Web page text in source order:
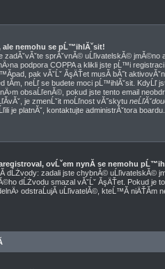
ale nemohu se pĹ™ihlĂˇsit!
zadĂˇvĂˇte sprĂˇvnĂ© uĹľivatelskĂ©
podpora COPPA a klikli jste pĹ™i
pak vĂˇĹˇ ĂşÄŤet musĂ­ bĂ˝t
tĂ­m, neĹľ se budete moci pĹ™ihlĂˇsit. KdyĹľ
obsaĹľenĂ©, pokud jste tento email
je zmenĹˇit moĹľnost vĂ˝skytu
je platnĂˇ, kontaktujte administrĂˇtora boardu.
ovĹˇem nynĂ­ se nemohu
dĹŻvody: zadali jste chybnĂ©
dĹŻvodu smazal vĂˇĹˇ ĂşÄŤet. Pokud
odstraĹujĂ­ uĹľivatelĂ©, kteĹ™Ă­ niÄŤĂ­m